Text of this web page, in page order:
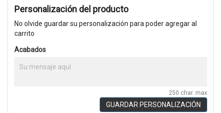
Personalización del producto
No olvide guardar su personalización para poder agregar al
carrito
Acabados
250 char. max
GUARDAR PERSONALIZACIÓN